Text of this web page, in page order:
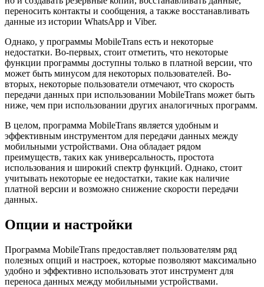
переносить контакты и сообщения, а также восстанавливать
данные из истории WhatsApp и Viber.
Однако, у программы MobileTrans есть и некоторые
недостатки. Во-первых, стоит отметить, что некоторые
функции программы доступны только в платной версии, что
может быть минусом для некоторых пользователей. Во-
вторых, некоторые пользователи отмечают, что скорость
передачи данных при использовании MobileTrans может быть
ниже, чем при использовании других аналогичных программ.
В целом, программа MobileTrans является удобным и
эффективным инструментом для передачи данных между
мобильными устройствами. Она обладает рядом
преимуществ, таких как универсальность, простота
использования и широкий спектр функций. Однако, стоит
учитывать некоторые ее недостатки, такие как наличие
платной версии и возможно снижение скорости передачи
данных.
Опции и настройки
Программа MobileTrans предоставляет пользователям ряд
полезных опций и настроек, которые позволяют максимально
удобно и эффективно использовать этот инструмент для
переноса данных между мобильными устройствами.